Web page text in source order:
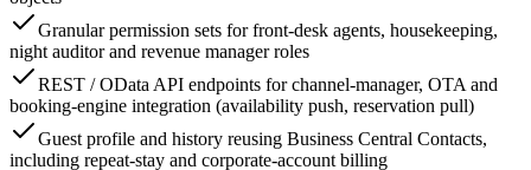
Granular permission sets for front-desk agents, housekeeping,
night auditor and revenue manager roles
REST / OData API endpoints for channel-manager, OTA and
booking-engine integration (availability push, reservation pull)
Guest profile and history reusing Business Central Contacts,
including repeat-stay and corporate-account billing